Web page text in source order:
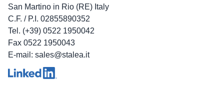
San Martino in Rio (RE) Italy
C.F. / P.I. 02855890352
Tel. (+39) 0522 1950042
Fax 0522 1950043
E-mail: sales@stalea.it